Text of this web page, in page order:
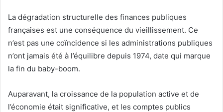
La dégradation structurelle des finances publiques
françaises est une conséquence du vieillissement. Ce
n’est pas une coïncidence si les administrations publiques
n’ont jamais été à l’équilibre depuis 1974, date qui marque
la fin du baby-boom.
Auparavant, la croissance de la population active et de
l’économie était significative, et les comptes publics